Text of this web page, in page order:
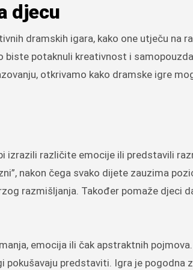
djecu
dramskih igara, kako one utječu na
potaknuli kreativnost i
otkrivamo kako dramske igre
izrazili različite emocije ili predstavili
nakon čega svako dijete zauzima
razmišljanja. Također pomaže djeci
emocija ili čak apstraktnih
pokušavaju predstaviti. Igra je pogodna